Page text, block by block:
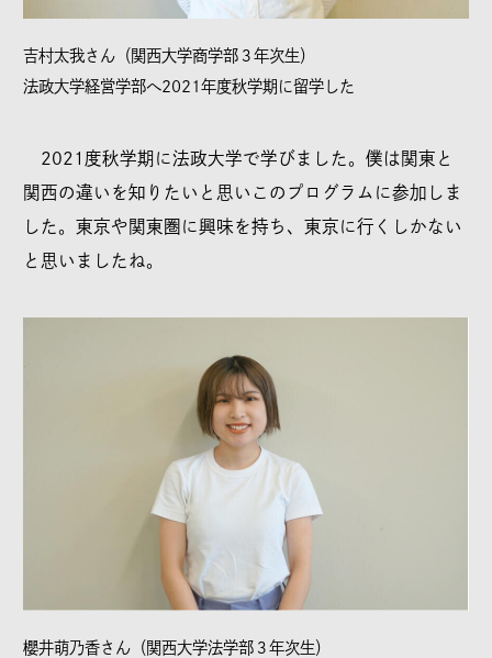
吉村太我さん（関西大学商学部３年次生）
法政大学経営学部へ2021年度秋学期に留学した
2021度秋学期に法政大学で学びました。僕は関東と
関西の違いを知りたいと思いこのプログラムに参加しま
した。東京や関東圏に興味を持ち、東京に行くしかない
と思いましたね。
櫻井萌乃香さん（関西大学法学部３年次生）